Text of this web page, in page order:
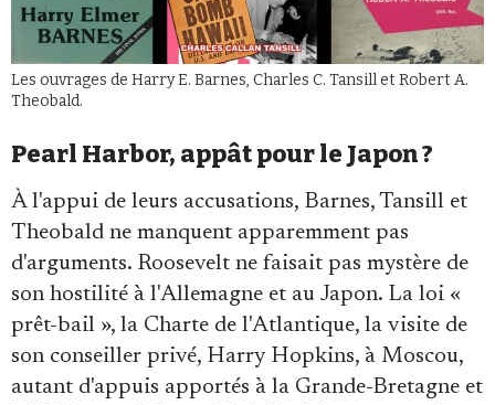
Les ouvrages de Harry E. Barnes, Charles C. Tansill et Robert A.
Theobald.
Pearl Harbor, appât pour le Japon ?
À l'appui de leurs accusations, Barnes, Tansill et
Theobald ne manquent apparemment pas
d'arguments. Roosevelt ne faisait pas mystère de
son hostilité à l'Allemagne et au Japon. La loi «
prêt-bail », la Charte de l'Atlantique, la visite de
son conseiller privé, Harry Hopkins, à Moscou,
autant d'appuis apportés à la Grande-Bretagne et